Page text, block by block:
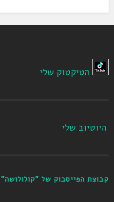
הטיקטוק שלי
היוטיוב שלי
קבוצת הפייסבוק של "קולולושה"